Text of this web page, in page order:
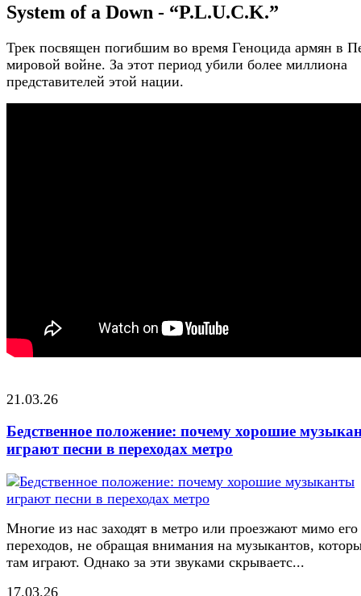
System of a Down - “P.L.U.C.K.”
Трек посвящен погибшим во время Геноцида армян в
мировой войне. За этот период убили более миллиона
представителей этой нации.
21.03.26
Бедственное положение: почему хорошие
играют песни в переходах метро
Многие из нас заходят в метро или проезжают мимо его
переходов, не обращая внимания на музыкантов,
там играют. Однако за эти звуками скрываетс...
17.03.26